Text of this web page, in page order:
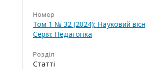
Номер
Том 1 № 32 (2024): Науковий
Серія: Педагогіка
Розділ
Статті